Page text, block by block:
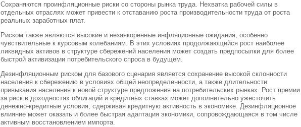
Сохраняются проинфляционные риски со стороны рынка труда. Нехватка рабочей силы в
отдельных отраслях может привести к отставанию роста производительности труда от роста
реальных заработных плат.
Риском также являются высокие и незаякоренные инфляционные ожидания, особенно
чувствительные к курсовым колебаниям. В этих условиях продолжающийся рост наиболее
ликвидных активов в структуре сбережений населения может создать предпосылки для более
быстрой активизации потребительского спроса в будущем.
Дезинфляционным риском для базового сценария является сохранение высокой склонности
населения к сбережению в условиях общей неопределенности, а также длительности
привыкания населения к новой структуре предложения на потребительских рынках. Рост премии
за риск в доходностях облигаций и кредитных ставках может дополнительно ужесточить
денежно-кредитные условия, сдерживая кредитную активность в экономике. Дезинфляционное
влияние может оказать и более быстрая адаптация экономики, сопровождающаяся в том числе
активным восстановлением импорта.